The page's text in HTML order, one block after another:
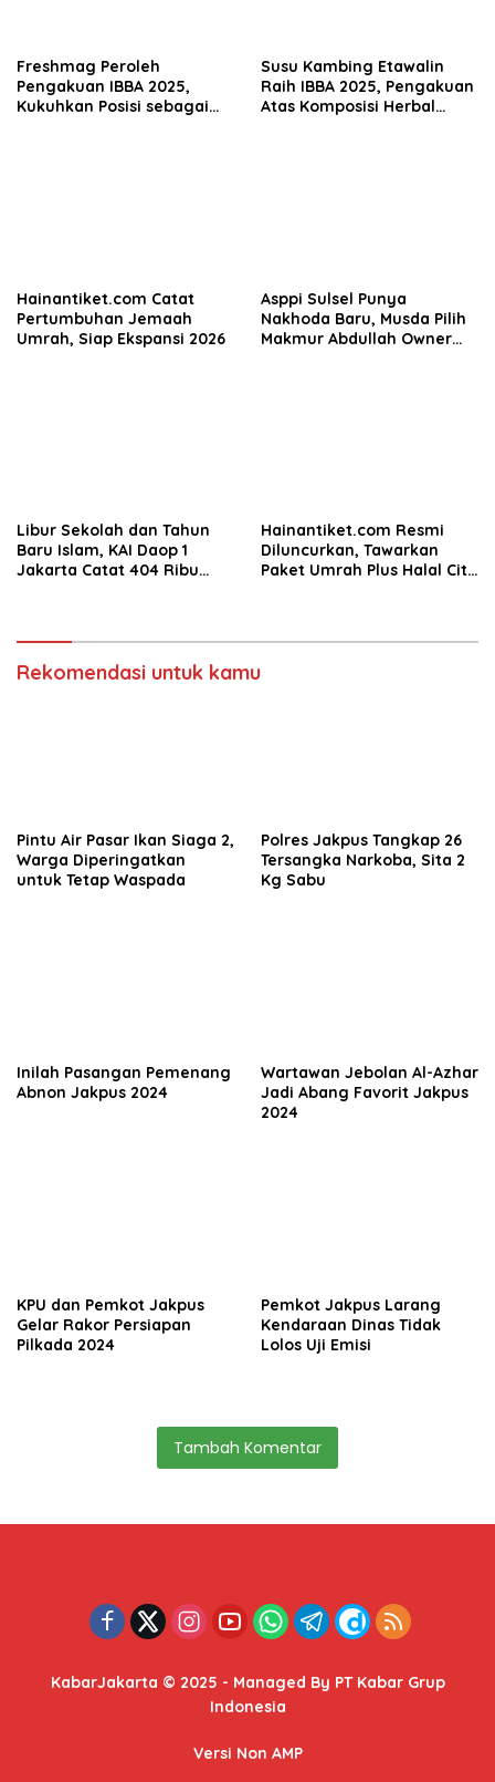
Freshmag Peroleh
Pengakuan IBBA 2025,
Kukuhkan Posisi sebagai
Susu Kambing Etawalin
Raih IBBA 2025, Pengakuan
Atas Komposisi Herbal
Hainantiket.com Catat
Pertumbuhan Jemaah
Umrah, Siap Ekspansi 2026
Asppi Sulsel Punya
Nakhoda Baru, Musda Pilih
Makmur Abdullah Owner
Libur Sekolah dan Tahun
Baru Islam, KAI Daop 1
Jakarta Catat 404 Ribu
Hainantiket.com Resmi
Diluncurkan, Tawarkan
Paket Umrah Plus Halal City
Rekomendasi untuk kamu
Pintu Air Pasar Ikan Siaga 2,
Warga Diperingatkan
untuk Tetap Waspada
Polres Jakpus Tangkap 26
Tersangka Narkoba, Sita 2
Kg Sabu
Inilah Pasangan Pemenang
Abnon Jakpus 2024
Wartawan Jebolan Al-Azhar
Jadi Abang Favorit Jakpus
2024
KPU dan Pemkot Jakpus
Gelar Rakor Persiapan
Pilkada 2024
Pemkot Jakpus Larang
Kendaraan Dinas Tidak
Lolos Uji Emisi
Tambah Komentar
KabarJakarta © 2025 - Managed By PT Kabar Grup
Indonesia
Versi Non AMP